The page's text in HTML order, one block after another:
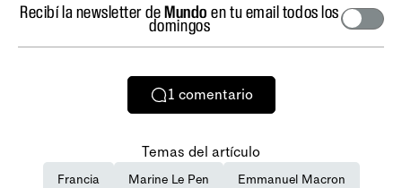
Recibí la newsletter deMundo en tu email todos los
domingos
1 comentario
Temas del artículo
Francia Marine Le Pen Emmanuel Macron